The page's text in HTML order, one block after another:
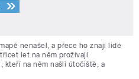
nenašel, a přece ho znají lidé
let na něm prožívají
kteří na něm našli útočiště, a